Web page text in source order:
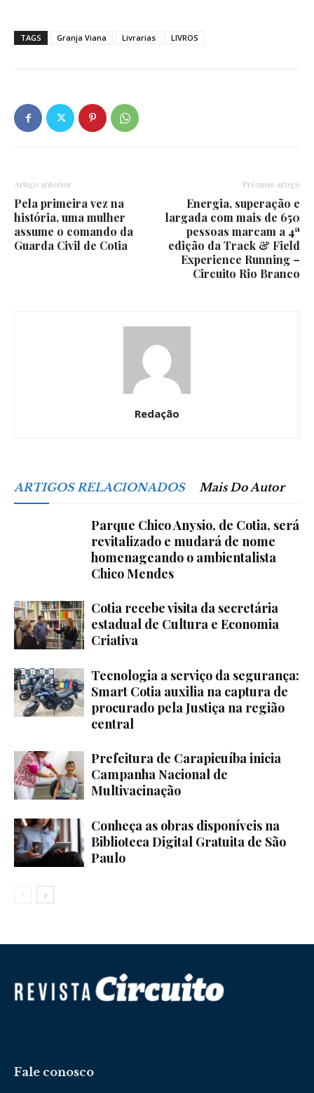
TAGS Granja Viana Livrarias LIVROS
Artigo anterior
Pela primeira vez na
história, uma mulher
assume o comando da
Guarda Civil de Cotia
Próximo artigo
Energia, superação e
largada com mais de 650
pessoas marcam a 4ª
edição da Track & Field
Experience Running –
Circuito Rio Branco
Redação
ARTIGOS RELACIONADOS Mais Do Autor
Parque Chico Anysio, de Cotia, será
revitalizado e mudará de nome
homenageando o ambientalista
Chico Mendes
Cotia recebe visita da secretária
estadual de Cultura e Economia
Criativa
Tecnologia a serviço da segurança:
Smart Cotia auxilia na captura de
procurado pela Justiça na região
central
Prefeitura de Carapicuíba inicia
Campanha Nacional de
Multivacinação
Conheça as obras disponíveis na
Biblioteca Digital Gratuita de São
Paulo
Fale conosco